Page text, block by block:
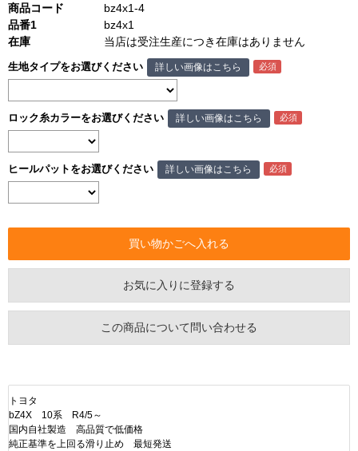
商品コード
bz4x1-4
品番1
bz4x1
在庫
当店は受注生産につき在庫はありません
生地タイプをお選びください 詳しい画像はこちら
ロック糸カラーをお選びください 詳しい画像はこちら
ヒールパットをお選びください 詳しい画像はこちら
お気に入りに登録する
この商品について問い合わせる
トヨタ
bZ4X 10系 R4/5～
国内自社製造 高品質で低価格
純正基準を上回る滑り止め 最短発送